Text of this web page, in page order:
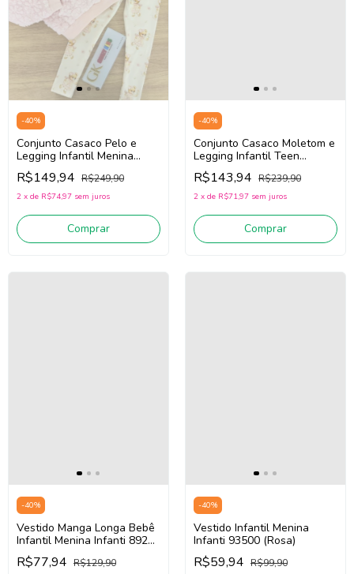
-40%
Conjunto Casaco Pelo e
Legging Infantil Menina
Infanti 92143 (Rosa
Claro/Bege Claro)
R$149,94 R$249,90
2 x de R$74,97 sem juros
Comprar
-40%
Conjunto Casaco Moletom e
Legging Infantil Teen
Menina Infanti 90797 (Off
White/Preto)
R$143,94 R$239,90
2 x de R$71,97 sem juros
Comprar
-40%
Vestido Manga Longa Bebê
Infantil Menina Infanti 89207
(Rosa)
R$77,94 R$129,90
-40%
Vestido Infantil Menina
Infanti 93500 (Rosa)
R$59,94 R$99,90